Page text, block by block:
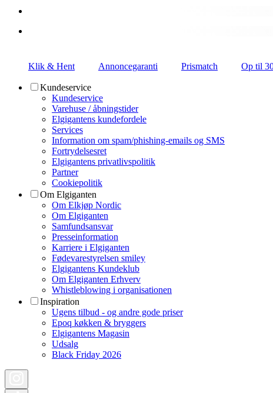
Klik & Hent Annoncegaranti Prismatch Op til
Kundeservice
Kundeservice
Varehuse / åbningstider
Elgigantens kundefordele
Services
Information om spam/phishing-emails og SMS
Fortrydelsesret
Elgigantens privatlivspolitik
Partner
Cookiepolitik
Om Elgiganten
Om Elkjøp Nordic
Om Elgiganten
Samfundsansvar
Presseinformation
Karriere i Elgiganten
Fødevarestyrelsen smiley
Elgigantens Kundeklub
Om Elgiganten Erhverv
Whistleblowing i organisationen
Inspiration
Ugens tilbud - og andre gode priser
Epoq køkken & bryggers
Elgigantens Magasin
Udsalg
Black Friday 2026